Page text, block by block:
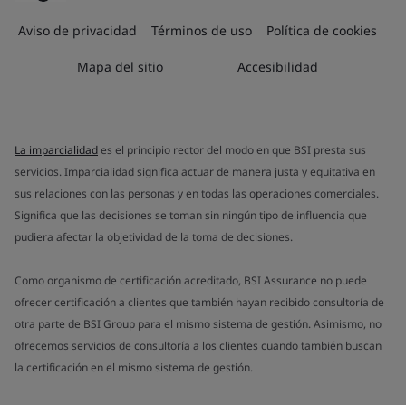
Aviso de privacidad Términos de uso Política de cookies
Mapa del sitio Accesibilidad
La imparcialidades el principio rector del modo en que BSI presta sus
servicios. Imparcialidad significa actuar de manera justa y equitativa en
sus relaciones con las personas y en todas las operaciones comerciales.
Significa que las decisiones se toman sin ningún tipo de influencia que
pudiera afectar la objetividad de la toma de decisiones.
Como organismo de certificación acreditado, BSI Assurance no puede
ofrecer certificación a clientes que también hayan recibido consultoría de
otra parte de BSI Group para el mismo sistema de gestión. Asimismo, no
ofrecemos servicios de consultoría a los clientes cuando también buscan
la certificación en el mismo sistema de gestión.